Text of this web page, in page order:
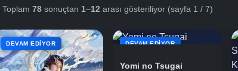
Toplam 78 sonuçtan 1–12 arası gösteriliyor (sayfa 1 / 7)
DEVAM EDIYOR DEVAM EDIYOR
Yomi no Tsugai